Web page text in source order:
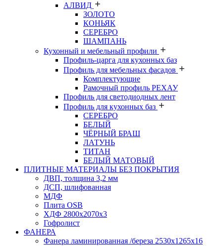
АЛВИД
ЗОЛОТО
КОНЬЯК
СЕРЕБРО
ШАМПАНЬ
Кухонный и мебельный профили
Профиль-царга для кухонных баз
Профиль для мебельных фасадов
Комплектующие
Рамочный профиль РЕХАУ
Профиль для светодиодных лент
Профиль для кухонных баз
СЕРЕБРО
БЕЛЫЙ
ЧЁРНЫЙ БРАШ
ЛАТУНЬ
ТИТАН
БЕЛЫЙ МАТОВЫЙ
ПЛИТНЫЕ МАТЕРИАЛЫ БЕЗ ПОКРЫТИЯ
ДВП, толщина 3,2 мм
ДСП, шлифованная
МДФ
Плита OSB
ХДФ 2800х2070х3
Гофролист
ФАНЕРА
Фанера ламинированная /береза 2530х1265х16